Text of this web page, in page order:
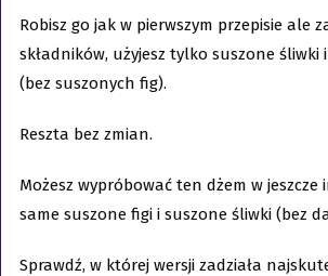
Robisz go jak w pierwszym przepisie ale
składników, użyjesz tylko suszone śliwki
(bez suszonych fig).
Reszta bez zmian.
Możesz wypróbować ten dżem w jeszcze
same suszone figi i suszone śliwki (bez
Sprawdź, w której wersji zadziała